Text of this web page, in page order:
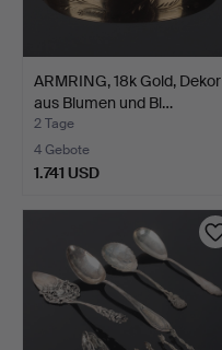
ARMRING, 18k Gold, Dekor
aus Blumen und Bl…
2 Tage
4 Gebote
1.741 USD